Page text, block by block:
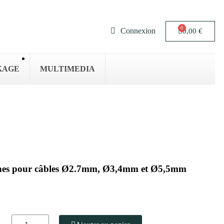
Connexion 0,00 €
MULTIMEDIA
pour câbles Ø2.7mm, Ø3,4mm et Ø5,5mm